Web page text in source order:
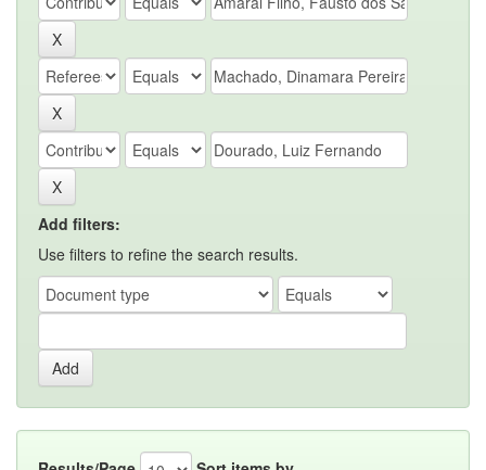
Add filters:
Use filters to refine the search results.